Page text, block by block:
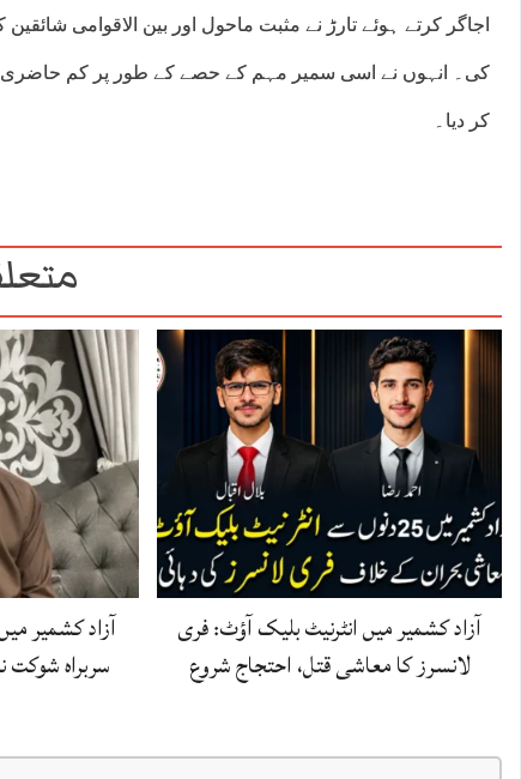
اجاگر کرتے ہوئے تارڑ نے مثبت ماحول اور بین الاقوامی
کی۔ انہوں نے اسی سمیر مہم کے حصے کے طور پر کم
کر دیا۔
آزاد کشمیر میں انٹرنیٹ بلیک آؤٹ: فری
لانسرز کا معاشی قتل، احتجاج شروع
آزاد کشمیر
سربراہ شوکت